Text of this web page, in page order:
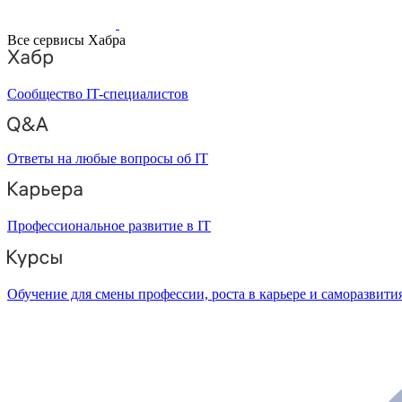
Все сервисы Хабра
Сообщество IT-специалистов
Ответы на любые вопросы об IT
Профессиональное развитие в IT
Обучение для смены профессии, роста в карьере и